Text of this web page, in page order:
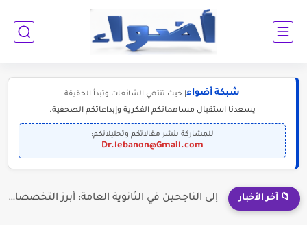
شبكة أضواء | حيث تنتهي الشائعات وتبدأ الحقيقة
يسعدنا استقبال مساهماتكم الفكرية وإبداعاتكم الصحفية.
للمشاركة بنشر مقالاتكم وتحليلاتكم:
Dr.lebanon@Gmail.com
📁 آخر الأخبار إلى الناجحين في الثانوية العامة: أبرز التخصصات المطلوبة للمستقبل (2030-2050)